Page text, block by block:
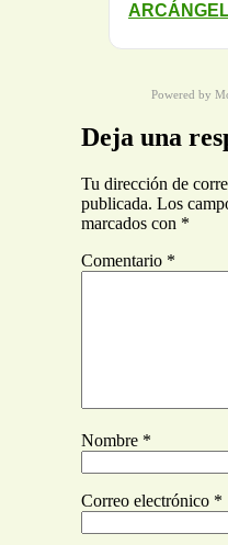
Powered by
Deja una
Tu dirección de
publicada. Los
marcados con *
Comentario *
Nombre *
Correo electrónico *